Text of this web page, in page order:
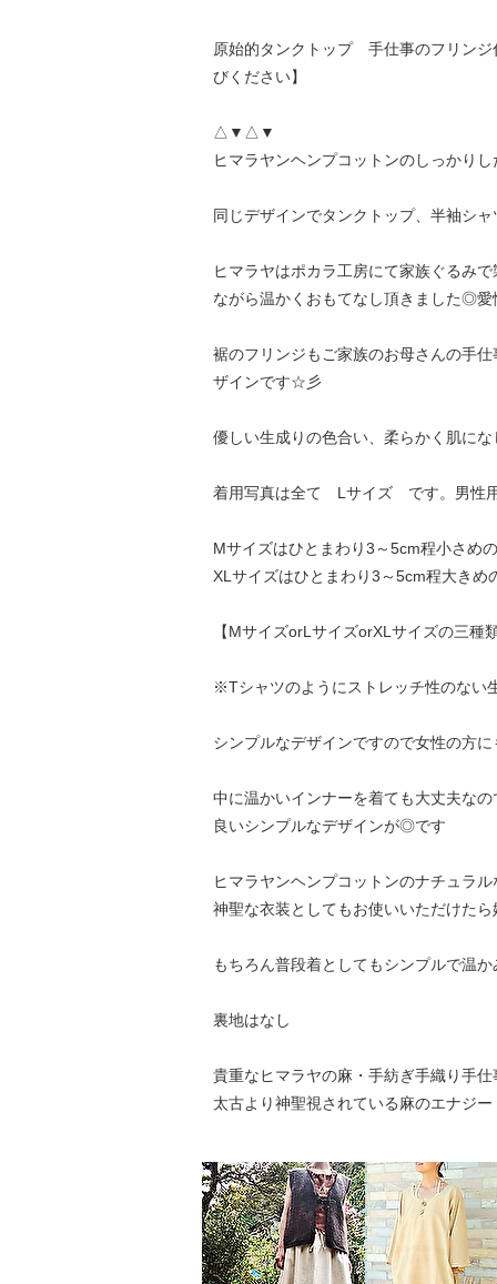
原始的タンクトップ 手仕事のフリン
びください】
△▼△▼
ヒマラヤンヘンプコットンのしっかり
同じデザインでタンクトップ、半袖シ
ヒマラヤはポカラ工房にて家族ぐるみ
ながら温かくおもてなし頂きました◎
裾のフリンジもご家族のお母さんの手
ザインです☆彡
優しい生成りの色合い、柔らかく肌に
着用写真は全て Lサイズ です。男性用
Mサイズはひとまわり3～5cm程小さめ
XLサイズはひとまわり3～5cm程大きめ
【MサイズorLサイズorXLサイズの三種
※Tシャツのようにストレッチ性のない
シンプルなデザインですので女性の方
中に温かいインナーを着ても大丈夫な
良いシンプルなデザインが◎です
ヒマラヤンヘンプコットンのナチュラ
神聖な衣装としてもお使いいただけた
もちろん普段着としてもシンプルで温
裏地はなし
貴重なヒマラヤの麻・手紡ぎ手織り手
太古より神聖視されている麻のエナジ